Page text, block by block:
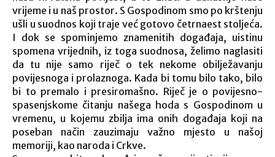
vrijeme i u naš prostor. S Gospodinom smo po krštenju
ušli u suodnos koji traje već gotovo četrnaest stoljeća.
I dok se spominjemo znamenitih događaja, uistinu
spomena vrijednih, iz toga suodnosa, želimo naglasiti
da tu nije samo riječ o tek nekome obilježavanju
povijesnoga i prolaznoga. Kada bi tomu bilo tako, bilo
bi to premalo i presiromašno. Riječ je o povijesno-
spasenjskome čitanju našega hoda s Gospodinom u
vremenu, u kojemu zbilja ima onih događaja koji na
poseban način zauzimaju važno mjesto u našoj
memoriji, kao naroda i Crkve.